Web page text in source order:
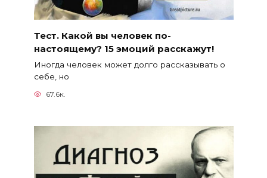
Тест. Какой вы человек по-
настоящему? 15 эмоций расскажут!
Иногда человек может долго рассказывать о
себе, но
67.6к.